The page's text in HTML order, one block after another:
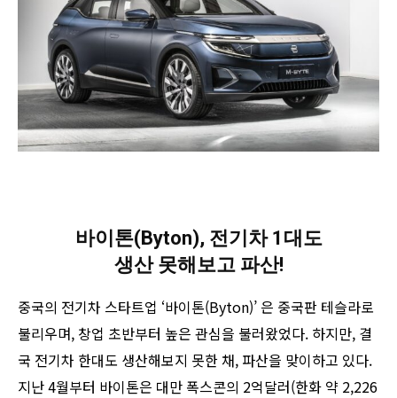
바이톤(Byton), 전기차 1대도
생산 못해보고 파산!
중국의 전기차 스타트업 ‘바이톤(Byton)’ 은 중국판 테슬라로
불리우며, 창업 초반부터 높은 관심을 불러왔었다. 하지만, 결
국 전기차 한대도 생산해보지 못한 채, 파산을 맞이하고 있다.
지난 4월부터 바이톤은 대만 폭스콘의 2억달러(한화 약 2,226